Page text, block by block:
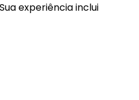
experiência inclui